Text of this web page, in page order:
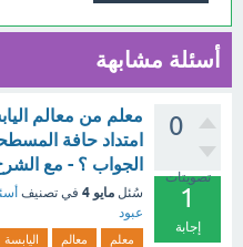
أسئلة مشابهة
0
تصويتات
1
إجابة
معلم من معالم
امتداد حافة
الجواب ؟ - مع
سُئل مايو 4 في تصنيف
عبود
معلم معالم اليابسة